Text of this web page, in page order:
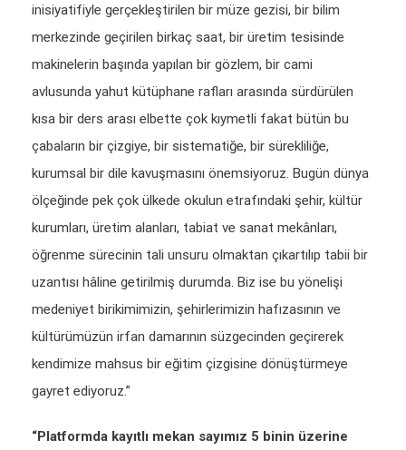
inisiyatifiyle gerçekleştirilen bir müze gezisi, bir bilim
merkezinde geçirilen birkaç saat, bir üretim tesisinde
makinelerin başında yapılan bir gözlem, bir cami
avlusunda yahut kütüphane rafları arasında sürdürülen
kısa bir ders arası elbette çok kıymetli fakat bütün bu
çabaların bir çizgiye, bir sistematiğe, bir sürekliliğe,
kurumsal bir dile kavuşmasını önemsiyoruz. Bugün dünya
ölçeğinde pek çok ülkede okulun etrafındaki şehir, kültür
kurumları, üretim alanları, tabiat ve sanat mekânları,
öğrenme sürecinin tali unsuru olmaktan çıkartılıp tabii bir
uzantısı hâline getirilmiş durumda. Biz ise bu yönelişi
medeniyet birikimimizin, şehirlerimizin hafızasının ve
kültürümüzün irfan damarının süzgecinden geçirerek
kendimize mahsus bir eğitim çizgisine dönüştürmeye
gayret ediyoruz.”
“Platformda kayıtlı mekan sayımız 5 binin üzerine